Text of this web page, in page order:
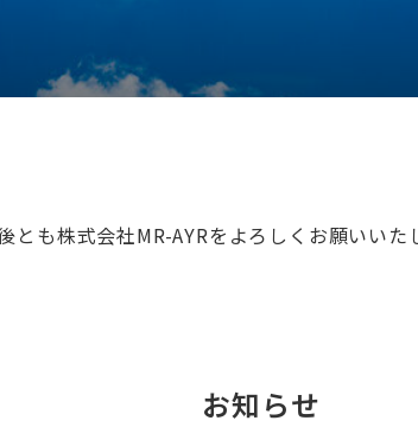
も株式会社MR-AYRをよろしくお願いいた
お知らせ